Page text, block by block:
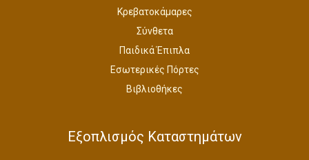
Κρεβατοκάμαρες
Σύνθετα
Παιδικά Έπιπλα
Εσωτερικές Πόρτες
Βιβλιοθήκες
Εξοπλισμός Καταστημάτων